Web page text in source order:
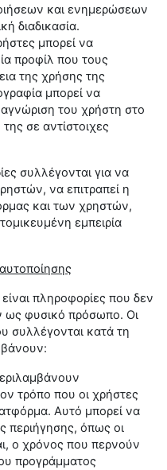
και ενημερώσεων
διαδικασία.
μπορεί να
προφίλ που τους
της χρήσης της
μπορεί να
του χρήστη στο
σε αντίστοιχες
συλλέγονται για να
να επιτραπεί η
και των χρηστών,
εμπειρία
πληροφορίες που δεν
ως φυσικό πρόσωπο. Οι
συλλέγονται κατά τη
τρόπο που οι χρήστες
Αυτό μπορεί να
περιήγησης, όπως οι
ο χρόνος που περνούν
προγράμματος